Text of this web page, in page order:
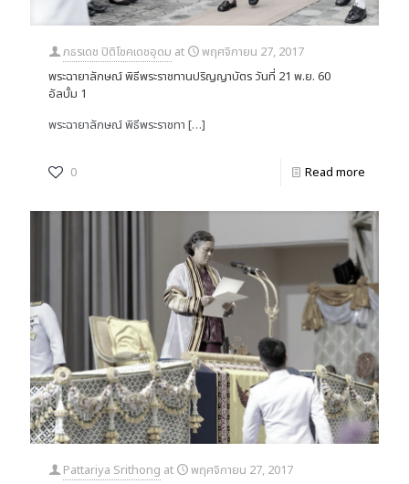
ภธรเดช ปิติโชคเดชอุดม at
พฤศจิกายน 27, 2017
พระฉายาลักษณ์ พิธีพระราชทานปริญญาบัตร วันที่ 21 พ.ย. 60
อัลบั้ม 1
พระฉายาลักษณ์ พิธีพระราชทา […]
0 Read more
Pattariya Srithong at
พฤศจิกายน 27, 2017